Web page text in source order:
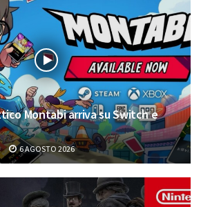
Montabi arriva su Switch e
6 AGOSTO 2026